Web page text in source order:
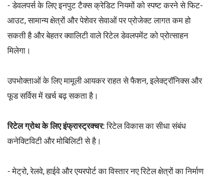
- डेवलपर्स के लिए इनपुट टैक्स क्रेडिट नियमों को स्पष्ट करने से फिट-
आउट, सामान्य क्षेत्रों और पेशेवर सेवाओं पर प्रोजेक्ट लागत कम हो
सकती है और बेहतर क्वालिटी वाले रिटेल डेवलपमेंट को प्रोत्साहन
मिलेगा।
उपभोक्ताओं के लिए मामूली आयकर राहत से फैशन, इलेक्ट्रॉनिक्स और
फूड सर्विस में खर्च बढ़ सकता है।
रिटेल ग्रोथ के लिए इंफ्रास्ट्रक्चर:रिटेल विकास का सीधा संबंध
कनेक्टिविटी और मोबिलिटी से है।
- मेट्रो, रेलवे, हाईवे और एयरपोर्ट का विस्तार नए रिटेल क्षेत्रों का निर्माण